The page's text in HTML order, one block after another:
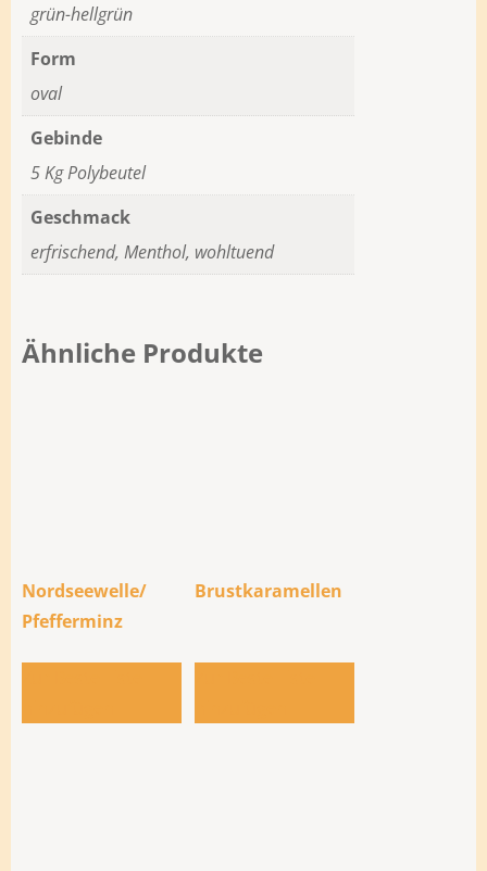
grün-hellgrün
Form
oval
Gebinde
5 Kg Polybeutel
Geschmack
erfrischend, Menthol, wohltuend
Ähnliche Produkte
Nordseewelle/
Pfefferminz
Brustkaramellen